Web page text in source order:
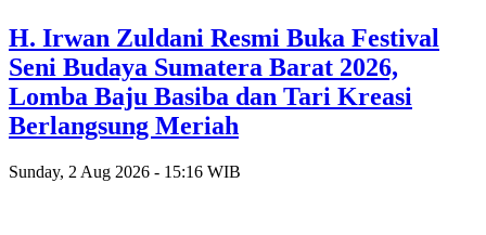
H. Irwan Zuldani Resmi Buka Festival
Seni Budaya Sumatera Barat 2026,
Lomba Baju Basiba dan Tari Kreasi
Berlangsung Meriah
Sunday, 2 Aug 2026 - 15:16 WIB